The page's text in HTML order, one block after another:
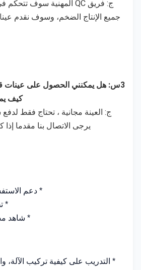
كيف
يرجى الاتصال بنا مقدما
* دعم
*
* شاهد
* التدريب على كيفية تركيب الآلة،